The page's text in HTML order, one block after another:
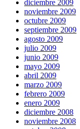
diciembre 2009
noviembre 2009
octubre 2009
septiembre 2009
agosto 2009
julio 2009
junio 2009
mayo 2009
abril 2009
marzo 2009
febrero 2009
enero 2009
diciembre 2008
noviembre 2008